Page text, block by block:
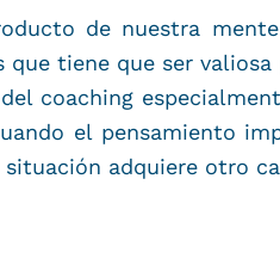
de nuestra
tiene que ser valiosa
coaching
el pensamiento
adquiere otro